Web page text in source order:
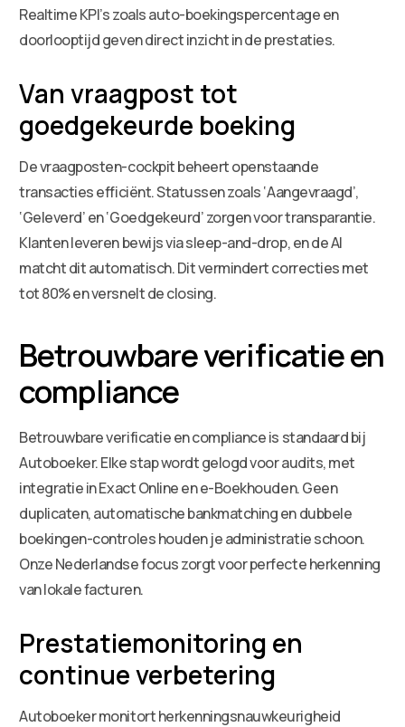
Realtime KPI’s zoals auto-boekingspercentage en
doorlooptijd geven direct inzicht in de prestaties.
Van vraagpost tot
goedgekeurde boeking
De vraagposten-cockpit beheert openstaande
transacties efficiënt. Statussen zoals ‘Aangevraagd’,
‘Geleverd’ en ‘Goedgekeurd’ zorgen voor transparantie.
Klanten leveren bewijs via sleep-and-drop, en de AI
matcht dit automatisch. Dit vermindert correcties met
tot 80% en versnelt de closing.
Betrouwbare verificatie en
compliance
Betrouwbare verificatie en compliance is standaard bij
Autoboeker. Elke stap wordt gelogd voor audits, met
integratie in Exact Online en e-Boekhouden. Geen
duplicaten, automatische bankmatching en dubbele
boekingen-controles houden je administratie schoon.
Onze Nederlandse focus zorgt voor perfecte herkenning
van lokale facturen.
Prestatiemonitoring en
continue verbetering
Autoboeker monitort herkenningsnauwkeurigheid